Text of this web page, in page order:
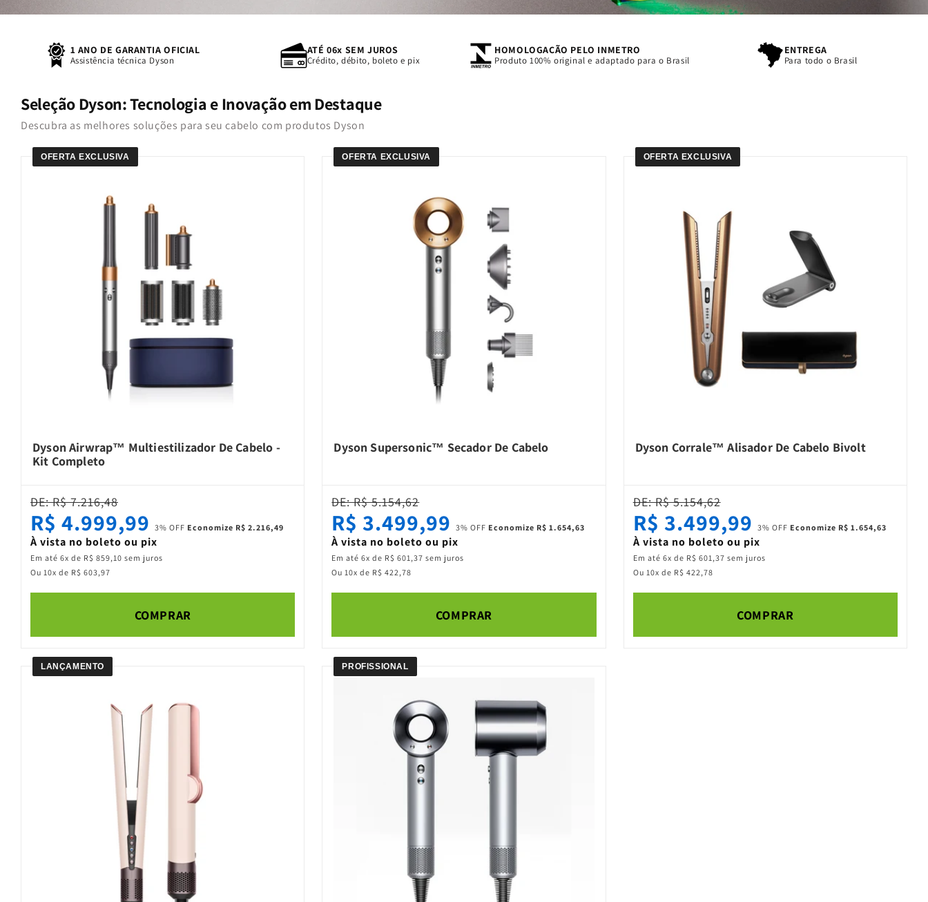
1 ANO DE GARANTIA OFICIAL
Assistência técnica Dyson
ATÉ 06x SEM JUROS
Crédito, débito, boleto e pix
HOMOLOGAÇÃO PELO INMETRO
Produto 100% original e adaptado para o Brasil
ENTREGA
Para todo o Brasil
Seleção Dyson: Tecnologia e Inovação em Destaque
Descubra as melhores soluções para seu cabelo com produtos Dyson
Dyson Airwrap™ Multiestilizador De Cabelo -
Kit Completo
DE: R$ 7.216,48
R$ 4.999,99 3% OFF Economize R$ 2.216,49
À vista no boleto ou pix
Em até 6x de R$ 859,10 sem juros
Ou 10x de R$ 603,97
COMPRAR
OFERTA EXCLUSIVA
Dyson Supersonic™ Secador De Cabelo
DE: R$ 5.154,62
R$ 3.499,993% OFF Economize R$ 1.654,63
À vista no boleto ou pix
Em até 6x de R$ 601,37 sem juros
Ou 10x de R$ 422,78
COMPRAR
OFERTA EXCLUSIVA
Dyson Corrale™ Alisador De Cabelo Bivolt
DE: R$ 5.154,62
R$ 3.499,99 3% OFF Economize R$ 1.654,63
À vista no boleto ou pix
Em até 6x de R$ 601,37 sem juros
Ou 10x de R$ 422,78
COMPRAR
OFERTA EXCLUSIVA
LANÇAMENTO PROFISSIONAL